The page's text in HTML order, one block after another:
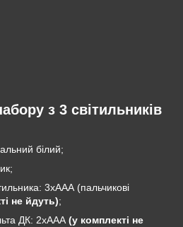
з 3 світильників
білий;
3хААА (пальчикові
не йдуть);
ДК: 2хААА(у комплекті не